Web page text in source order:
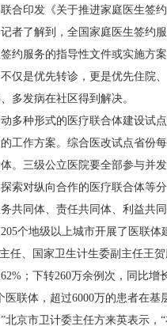
印发《关于推进家庭医生签
者了解到，全国家庭医生签约
约服务的指导性文件或实施方
仅是优先转诊，更是优先住院
多发病在社区得到解决。
种形式的医疗联合体建设试点
工作方案。综合医改试点省份
。三级公立医院要全部参与并
索对纵向合作的医疗联合体等
共同体、责任共同体、利益共
个地级以上城市开展了医联体
任、国家卫生计生委副主任王
；下转260万余例次，同比增
联体，超过6000万的患者在基
京市卫计委主任方来英表示，